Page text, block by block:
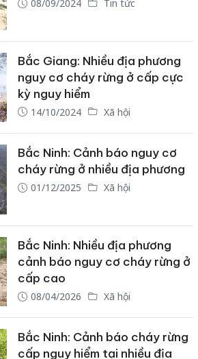
08/09/2024 Tin tức
Bắc Giang: Nhiều địa phương
nguy cơ cháy rừng ở cấp cực
kỳ nguy hiểm
14/10/2024 Xã hội
Bắc Ninh: Cảnh báo nguy cơ
cháy rừng ở nhiều địa phương
01/12/2025 Xã hội
Bắc Ninh: Nhiều địa phương
cảnh báo nguy cơ cháy rừng ở
cấp cao
08/04/2026 Xã hội
Bắc Ninh: Cảnh báo cháy rừng
cấp nguy hiểm tại nhiều địa